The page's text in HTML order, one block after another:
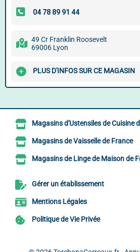
49 Cr Franklin Roosevelt
69006 Lyon
PLUS D'INFOS SUR CE MAGASIN
Magasins d'Ustensiles de Cuisine
Magasins de Vaisselle de France
Magasins de Linge de Maison de
Gérer un établissement
Mentions Légales
Politique de Vie Privée